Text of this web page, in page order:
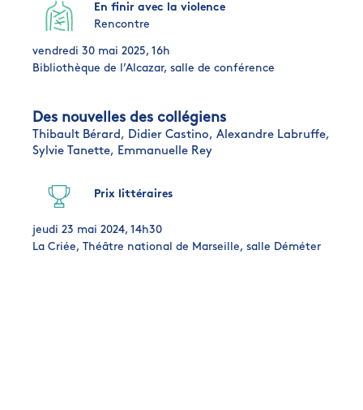
En finir avec la violence
Rencontre
vendredi 30 mai 2025, 16h
Bibliothèque de l’Alcazar, salle de conférence
Des nouvelles des collégiens
Thibault Bérard, Didier Castino, Alexandre Labruffe,
Sylvie Tanette, Emmanuelle Rey
Prix littéraires
jeudi 23 mai 2024, 14h30
La Criée, Théâtre national de Marseille, salle Déméter